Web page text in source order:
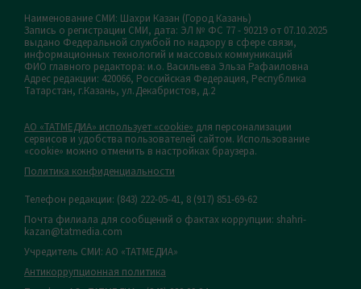
Наименование СМИ: Шахри Казан (Город Казань)
Запись о регистрации СМИ, дата: ЭЛ № ФС 77 - 90219 от 07.10.2025
выдано Федеральной службой по надзору в сфере связи,
информационных технологий и массовых коммуникаций
ФИО главного редактора: и.о. Васильева Эльза Рафаиловна
Адрес редакции: 420066, Российская Федерация, Республика
Татарстан, г.Казань, ул.Декабристов, д.2
АО «ТАТМЕДИА» использует «cookie» для персонализации
сервисов и удобства пользователей сайтом. Использование
«cookie» можно отменить в настройках браузера.
Политика конфиденциальности
Телефон редакции: (843) 222-05-41, 8 (917) 851-69-62
Почта филиала для сообщений о фактах коррупции: shahri-
kazan@tatmedia.com
Учредитель СМИ: АО «ТАТМЕДИА»
Антикоррупционная политика